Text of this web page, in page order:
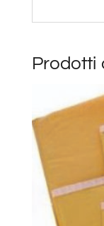
Prodotti